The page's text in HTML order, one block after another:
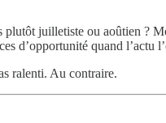
plutôt juilletiste ou aoûtien ?
d’opportunité quand l’actu
ralenti. Au contraire.